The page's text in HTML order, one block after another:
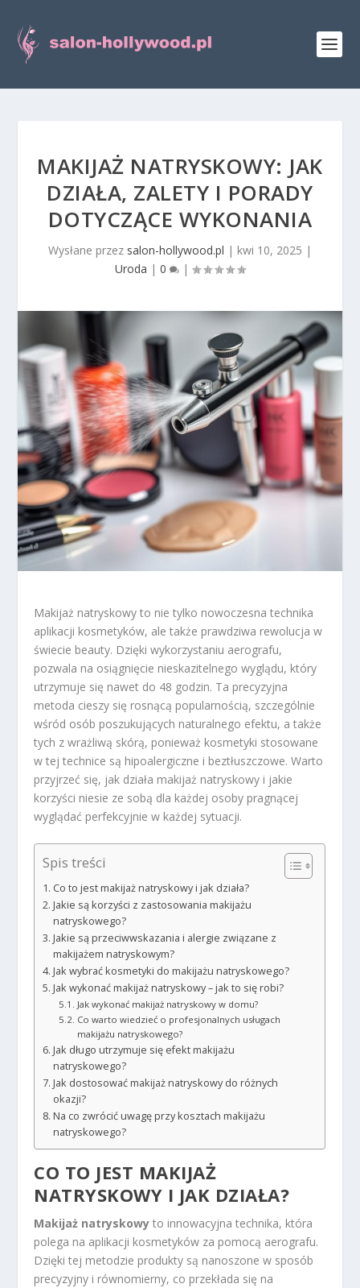
MAKIJAŻ NATRYSKOWY: JAK
DZIAŁA, ZALETY I PORADY
DOTYCZĄCE WYKONANIA
Wysłane przez salon-hollywood.pl | kwi 10, 2025 |
Uroda | 0 |
Makijaż natryskowy to nie tylko nowoczesna technika
aplikacji kosmetyków, ale także prawdziwa rewolucja w
świecie beauty. Dzięki wykorzystaniu aerografu,
pozwala na osiągnięcie nieskazitelnego wyglądu, który
utrzymuje się nawet do 48 godzin. Ta precyzyjna
metoda cieszy się rosnącą popularnością, szczególnie
wśród osób poszukujących naturalnego efektu, a także
tych z wrażliwą skórą, ponieważ kosmetyki stosowane
w tej technice są hipoalergiczne i beztłuszczowe. Warto
przyjrzeć się, jak działa makijaż natryskowy i jakie
korzyści niesie ze sobą dla każdej osoby pragnącej
wyglądać perfekcyjnie w każdej sytuacji.
Spis treści
Co to jest makijaż natryskowy i jak działa?
Jakie są korzyści z zastosowania makijażu
natryskowego?
Jakie są przeciwwskazania i alergie związane z
makijażem natryskowym?
Jak wybrać kosmetyki do makijażu natryskowego?
Jak wykonać makijaż natryskowy – jak to się robi?
Jak wykonać makijaż natryskowy w domu?
Co warto wiedzieć o profesjonalnych usługach
makijażu natryskowego?
Jak długo utrzymuje się efekt makijażu
natryskowego?
Jak dostosować makijaż natryskowy do różnych
okazji?
Na co zwrócić uwagę przy kosztach makijażu
natryskowego?
CO TO JEST MAKIJAŻ
NATRYSKOWY I JAK DZIAŁA?
Makijaż natryskowy to innowacyjna technika, która
polega na aplikacji kosmetyków za pomocą aerografu.
Dzięki tej metodzie produkty są nanoszone w sposób
precyzyjny i równomierny, co przekłada się na